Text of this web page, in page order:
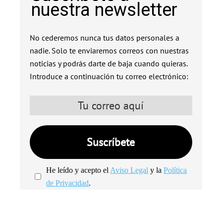
nuestra newsletter
No cederemos nunca tus datos personales a
nadie. Solo te enviaremos correos con nuestras
noticias y podrás darte de baja cuando quieras.
Introduce a continuación tu correo electrónico:
He leído y acepto el Aviso Legal y laPolítica
de Privacidad.